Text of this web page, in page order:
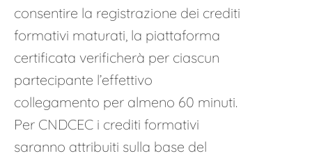
consentire la registrazione dei crediti
formativi maturati, la piattaforma
certificata verificherà per ciascun
partecipante l’effettivo
collegamento per almeno 60 minuti.
Per CNDCEC i crediti formativi
saranno attribuiti sulla base del